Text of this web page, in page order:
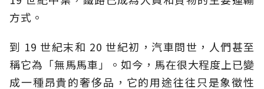
方式。
到 19 世紀末和 20 世紀初，汽車問世，人們甚至
稱它為「無馬馬車」。如今，馬在很大程度上已變
成一種昂貴的奢侈品，它的用途往往只是象徵性